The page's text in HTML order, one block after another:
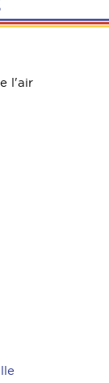
l'air